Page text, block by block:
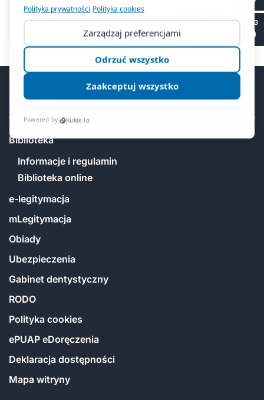
Poprzednia
ZSO2
Biblioteka
Informacje i regulamin
Biblioteka online
e-legitymacja
mLegitymacja
Obiady
Ubezpieczenia
Gabinet dentystyczny
RODO
Polityka cookies
ePUAP eDoręczenia
Deklaracja dostępności
Mapa witryny
SP 53